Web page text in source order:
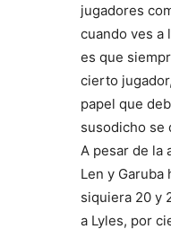
jugadores
cuando ves a
es que
cierto
papel que
susodicho se
A pesar de la
Len y Garuba
siquiera 20 y
a Lyles, por